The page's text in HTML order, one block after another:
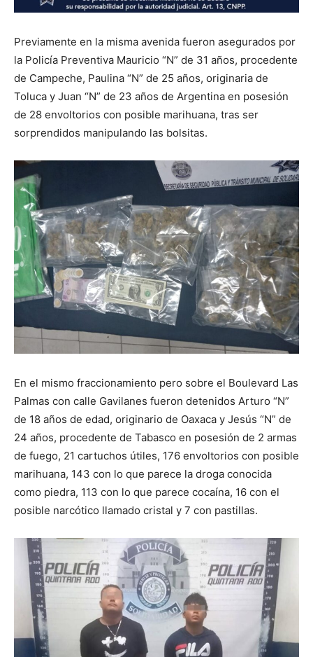
Previamente en la misma avenida fueron asegurados por
la Policía Preventiva Mauricio “N” de 31 años, procedente
de Campeche, Paulina “N” de 25 años, originaria de
Toluca y Juan “N” de 23 años de Argentina en posesión
de 28 envoltorios con posible marihuana, tras ser
sorprendidos manipulando las bolsitas.
En el mismo fraccionamiento pero sobre el Boulevard Las
Palmas con calle Gavilanes fueron detenidos Arturo “N”
de 18 años de edad, originario de Oaxaca y Jesús “N” de
24 años, procedente de Tabasco en posesión de 2 armas
de fuego, 21 cartuchos útiles, 176 envoltorios con posible
marihuana, 143 con lo que parece la droga conocida
como piedra, 113 con lo que parece cocaína, 16 con el
posible narcótico llamado cristal y 7 con pastillas.